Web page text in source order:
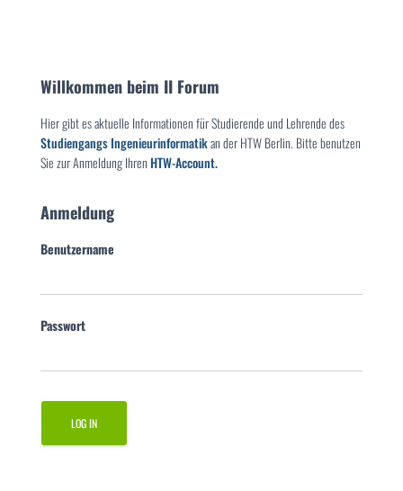
Willkommen beim II Forum
Hier gibt es aktuelle Informationen für Studierende und Lehrende des
Studiengangs Ingenieurinformatikan der HTW Berlin. Bitte benutzen
Sie zur Anmeldung IhrenHTW-Account.
Anmeldung
Benutzername
Passwort